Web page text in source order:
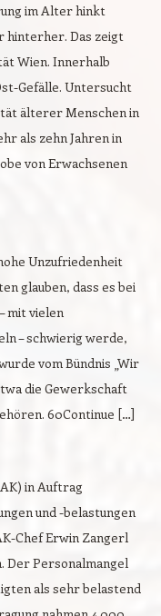
im Alter hinkt
hinterher. Das zeigt
Wien. Innerhalb
Gefälle. Untersucht
älterer Menschen in
als zehn Jahren in
von Erwachsenen
Unzufriedenheit
glauben, dass es bei
mit vielen
– schwierig werde,
vom Bündnis „Wir
die Gewerkschaft
60Continue […]
in Auftrag
und -belastungen
Chef Erwin Zangerl
Der Personalmangel
als sehr belastend